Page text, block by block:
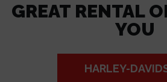
GREAT RENTAL
YOU
HARLEY-